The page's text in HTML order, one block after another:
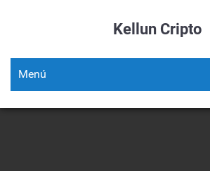
Kellun Cripto
Menú